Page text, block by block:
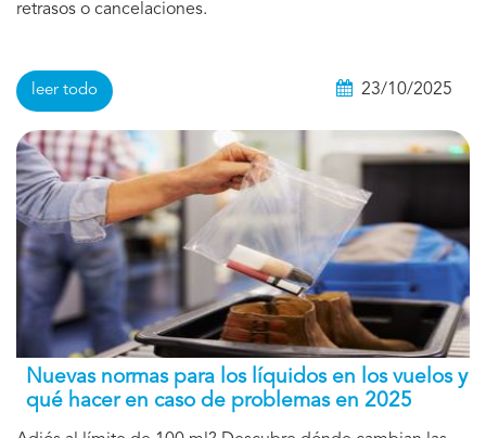
retrasos o cancelaciones.
leer todo 23/10/2025
Nuevas normas para los líquidos en los vuelos y
qué hacer en caso de problemas en 2025